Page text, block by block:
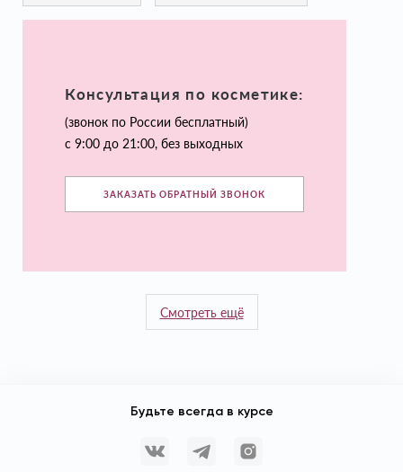
Консультация по косметике:
(звонок по России бесплатный)
с 9:00 до 21:00, без выходных
ЗАКАЗАТЬ ОБРАТНЫЙ ЗВОНОК
Смотреть ещё
Будьте всегда в курсе